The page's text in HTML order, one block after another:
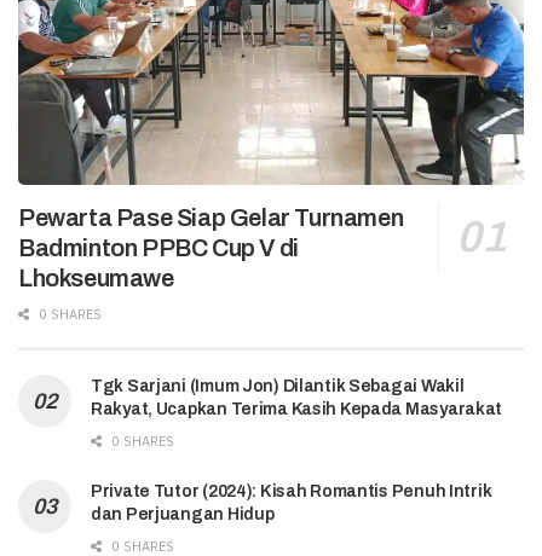
Pewarta Pase Siap Gelar Turnamen
Badminton PPBC Cup V di
Lhokseumawe
0 SHARES
Tgk Sarjani (Imum Jon) Dilantik Sebagai Wakil
Rakyat, Ucapkan Terima Kasih Kepada Masyarakat
0 SHARES
Private Tutor (2024): Kisah Romantis Penuh Intrik
dan Perjuangan Hidup
0 SHARES